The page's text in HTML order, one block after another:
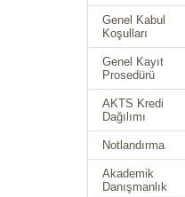
Genel Kabul
Koşulları
Genel Kayıt
Prosedürü
AKTS Kredi
Dağılımı
Notlandırma
Akademik
Danışmanlık